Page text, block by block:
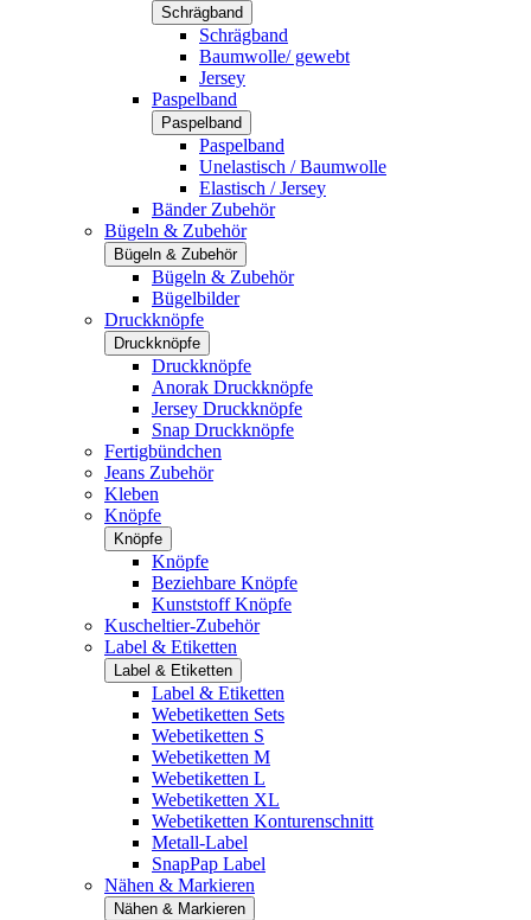
Schrägband
Schrägband
Baumwolle/ gewebt
Jersey
Paspelband
Paspelband
Paspelband
Unelastisch / Baumwolle
Elastisch / Jersey
Bänder Zubehör
Bügeln & Zubehör
Bügeln & Zubehör
Bügeln & Zubehör
Bügelbilder
Druckknöpfe
Druckknöpfe
Druckknöpfe
Anorak Druckknöpfe
Jersey Druckknöpfe
Snap Druckknöpfe
Fertigbündchen
Jeans Zubehör
Kleben
Knöpfe
Knöpfe
Knöpfe
Beziehbare Knöpfe
Kunststoff Knöpfe
Kuscheltier-Zubehör
Label & Etiketten
Label & Etiketten
Label & Etiketten
Webetiketten Sets
Webetiketten S
Webetiketten M
Webetiketten L
Webetiketten XL
Webetiketten Konturenschnitt
Metall-Label
SnapPap Label
Nähen & Markieren
Nähen & Markieren